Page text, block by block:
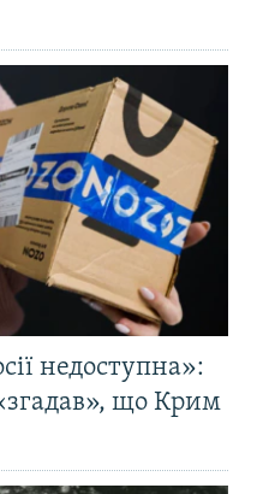
недоступна»:
що Крим